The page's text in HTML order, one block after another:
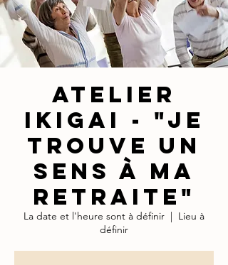
ATELIER
IKIGAI - "Je
trouve un
sens à ma
retraite"
La date et l'heure sont à définir
  |
Lieu à
définir